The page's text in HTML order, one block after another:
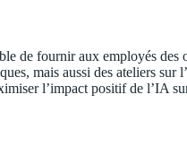
de fournir aux employés des
mais aussi des ateliers sur
l’impact positif de l’IA